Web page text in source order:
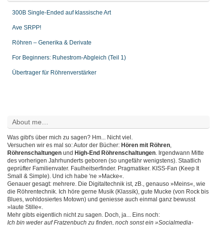
300B Single-Ended auf klassische Art
Ave SRPP!
Röhren – Generika & Derivate
For Beginners: Ruhestrom-Abgleich (Teil 1)
Übertrager für Röhrenverstärker
About me…
Was gibt's über mich zu sagen? Hm... Nicht viel.
Versuchen wir es mal so: Autor der Bücher: Hören mit Röhren,
Röhrenschaltungen und High-End Röhrenschaltungen. Irgendwann Mitte
des vorherigen Jahrhunderts geboren (so ungefähr wenigstens). Staatlich
geprüfter Familienvater. Faulheitserfinder. Pragmatiker. KISS-Fan (Keep It
Small & Simple). Und ich habe 'ne »Macke«.
Genauer gesagt: mehrere. Die Digitaltechnik ist, zB., genauso »Meins«, wie
die Röhrentechnik. Ich höre gerne Musik (Klassik), gute Mucke (von Rock bis
Blues, wohldosiertes Motown) und geniesse auch einmal ganz bewusst
»laute Stille«.
Mehr gibts eigentlich nicht zu sagen. Doch, ja... Eins noch:
Ich bin weder auf Fratzenbuch zu finden, noch sonst ein »Socialmedia-